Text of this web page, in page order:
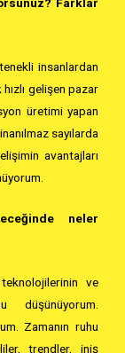
insanlardan
gelişen pazar
üretimi yapan
sayılarda
avantajları
neler
ve
düşünüyorum.
Zamanın ruhu
trendler, iniş